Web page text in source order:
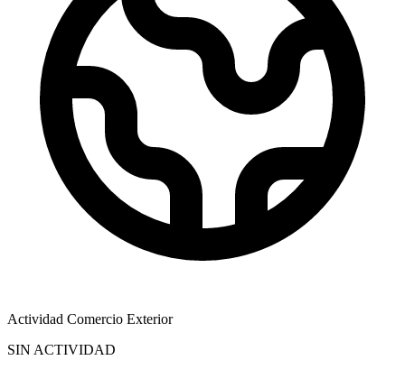
Actividad Comercio Exterior
SIN ACTIVIDAD